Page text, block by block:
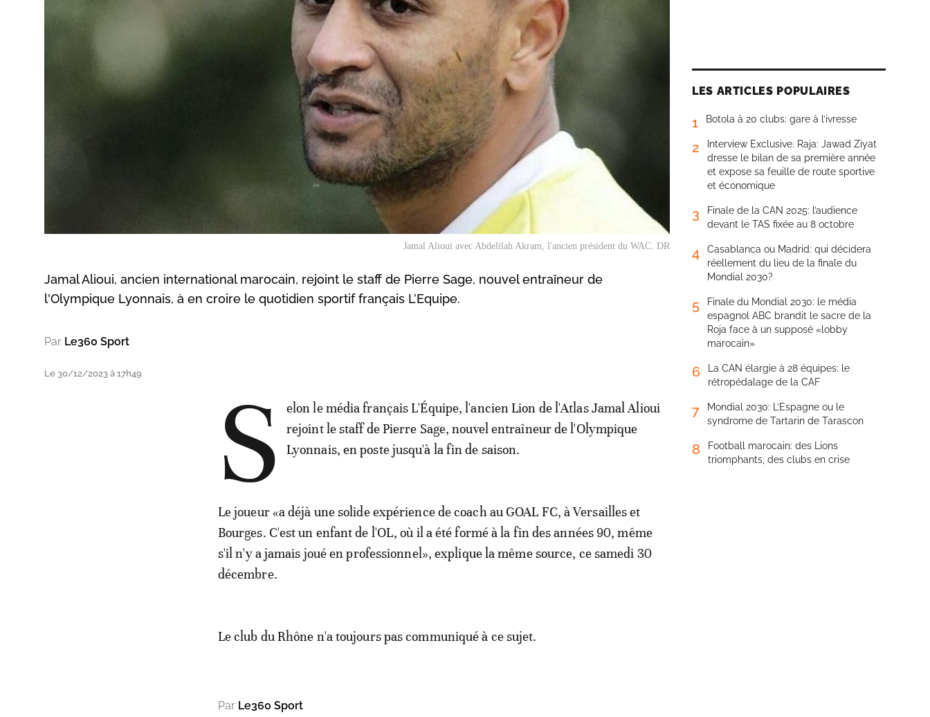
Jamal Alioui avec Abdelilah Akram, l'ancien président du WAC. DR
Jamal Alioui, ancien international marocain, rejoint le staff de Pierre Sage, nouvel entraîneur de
l'Olympique Lyonnais, à en croire le quotidien sportif français L’Equipe.
Par Le360 Sport
Le 30/12/2023 à 17h49 S
elon le média français L'Équipe, l'ancien Lion de l'Atlas Jamal Alioui
rejoint le staff de Pierre Sage, nouvel entraîneur de l'Olympique
Lyonnais, en poste jusqu'à la fin de saison.
Le joueur «a déjà une solide expérience de coach au GOAL FC, à Versailles et
Bourges. C'est un enfant de l'OL, où il a été formé à la fin des années 90, même
s'il n'y a jamais joué en professionnel», explique la même source, ce samedi 30
décembre.
Le club du Rhône n'a toujours pas communiqué à ce sujet.
Par Le360 Sport
LES ARTICLES POPULAIRES
1 Botola à 20 clubs: gare à l’ivresse
2
Interview Exclusive. Raja: Jawad Ziyat
dresse le bilan de sa première année
et expose sa feuille de route sportive
et économique
3
Finale de la CAN 2025: l’audience
devant le TAS fixée au 8 octobre
4
Casablanca ou Madrid: qui décidera
réellement du lieu de la finale du
Mondial 2030?
5
Finale du Mondial 2030: le média
espagnol ABC brandit le sacre de la
Roja face à un supposé «lobby
marocain»
6
La CAN élargie à 28 équipes: le
rétropédalage de la CAF
7
Mondial 2030: L’Espagne ou le
syndrome de Tartarin de Tarascon
8
Football marocain: des Lions
triomphants, des clubs en crise